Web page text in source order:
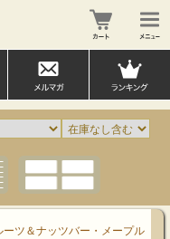
ツ＆ナッツバー・メープル